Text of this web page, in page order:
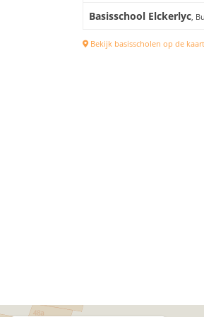
Basisschool Elckerlyc,
Bekijk basisscholen op de kaart